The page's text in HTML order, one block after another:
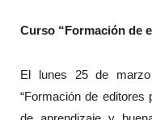
Curso “Formación de
El lunes 25 de
“Formación de editores